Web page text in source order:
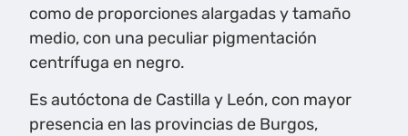
como de proporciones alargadas y tamaño
medio, con una peculiar pigmentación
centrífuga en negro.
Es autóctona de Castilla y León, con mayor
presencia en las provincias de Burgos,